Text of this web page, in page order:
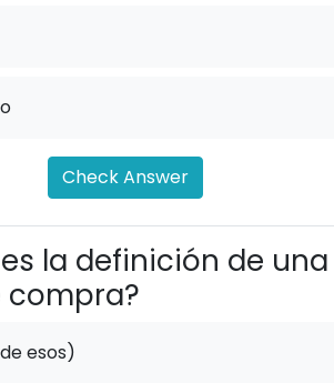
Check Answer
la definición de una
compra?
esos)